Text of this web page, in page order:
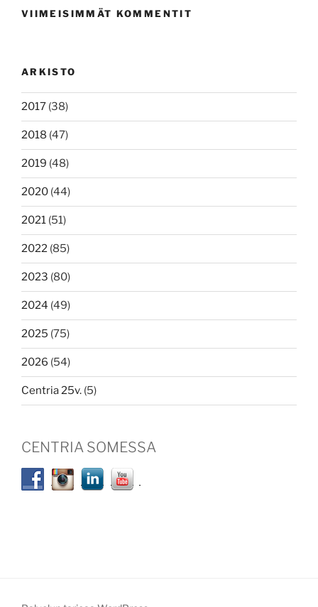
VIIMEISIMMÄT KOMMENTIT
ARKISTO
2017 (38)
2018 (47)
2019 (48)
2020 (44)
2021 (51)
2022 (85)
2023 (80)
2024 (49)
2025 (75)
2026 (54)
Centria 25v. (5)
CENTRIA SOMESSA